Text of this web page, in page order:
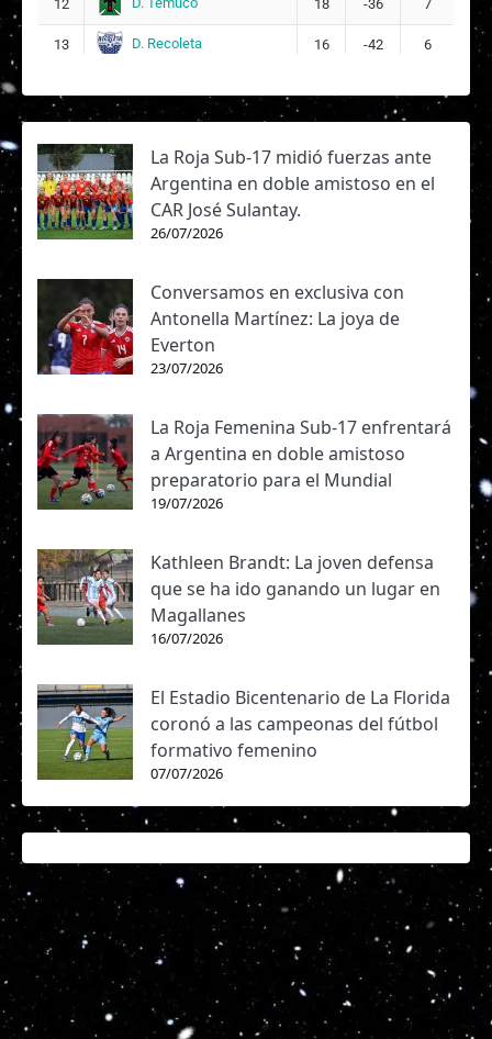
12 18 -36 7
13 D. Recoleta 16 -42 6
La Roja Sub-17 midió fuerzas ante
Argentina en doble amistoso en el
CAR José Sulantay.
26/07/2026
Conversamos en exclusiva con
Antonella Martínez: La joya de
Everton
23/07/2026
La Roja Femenina Sub-17 enfrentará
a Argentina en doble amistoso
preparatorio para el Mundial
19/07/2026
Kathleen Brandt: La joven defensa
que se ha ido ganando un lugar en
Magallanes
16/07/2026
El Estadio Bicentenario de La Florida
coronó a las campeonas del fútbol
formativo femenino
07/07/2026